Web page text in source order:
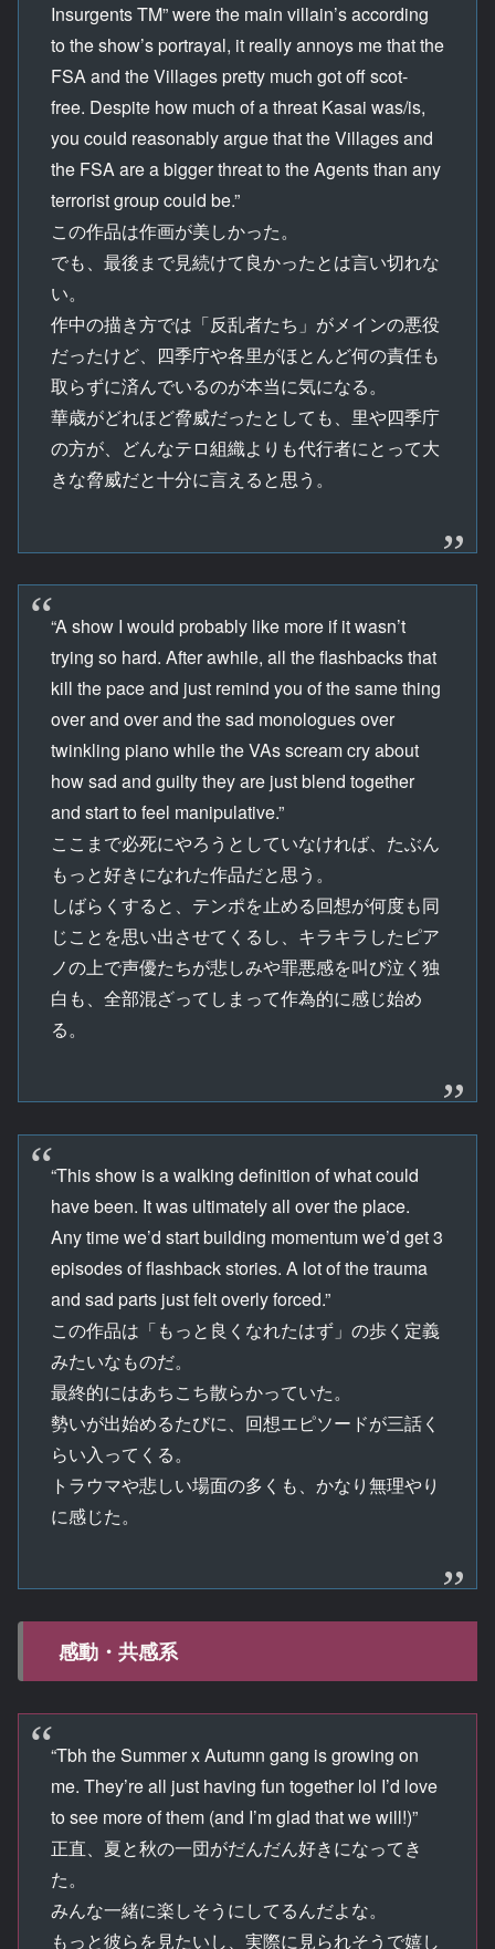
Insurgents TM” were the main villain’s according
to the show’s portrayal, it really annoys me that the
FSA and the Villages pretty much got off scot-
free. Despite how much of a threat Kasai was/is,
you could reasonably argue that the Villages and
the FSA are a bigger threat to the Agents than any
terrorist group could be.”
この作品は作画が美しかった。
でも、最後まで見続けて良かったとは言い切れな
い。
作中の描き方では「反乱者たち」がメインの悪役
だったけど、四季庁や各里がほとんど何の責任も
取らずに済んでいるのが本当に気になる。
華歳がどれほど脅威だったとしても、里や四季庁
の方が、どんなテロ組織よりも代行者にとって大
きな脅威だと十分に言えると思う。
“A show I would probably like more if it wasn’t
trying so hard. After awhile, all the flashbacks that
kill the pace and just remind you of the same thing
over and over and the sad monologues over
twinkling piano while the VAs scream cry about
how sad and guilty they are just blend together
and start to feel manipulative.”
ここまで必死にやろうとしていなければ、たぶん
もっと好きになれた作品だと思う。
しばらくすると、テンポを止める回想が何度も同
じことを思い出させてくるし、キラキラしたピア
ノの上で声優たちが悲しみや罪悪感を叫び泣く独
白も、全部混ざってしまって作為的に感じ始め
る。
“This show is a walking definition of what could
have been. It was ultimately all over the place.
Any time we’d start building momentum we’d get 3
episodes of flashback stories. A lot of the trauma
and sad parts just felt overly forced.”
この作品は「もっと良くなれたはず」の歩く定義
みたいなものだ。
最終的にはあちこち散らかっていた。
勢いが出始めるたびに、回想エピソードが三話く
らい入ってくる。
トラウマや悲しい場面の多くも、かなり無理やり
に感じた。
感動・共感系
“Tbh the Summer x Autumn gang is growing on
me. They’re all just having fun together lol I’d love
to see more of them (and I’m glad that we will!)”
正直、夏と秋の一団がだんだん好きになってき
た。
みんな一緒に楽しそうにしてるんだよな。
もっと彼らを見たいし、実際に見られそうで嬉し